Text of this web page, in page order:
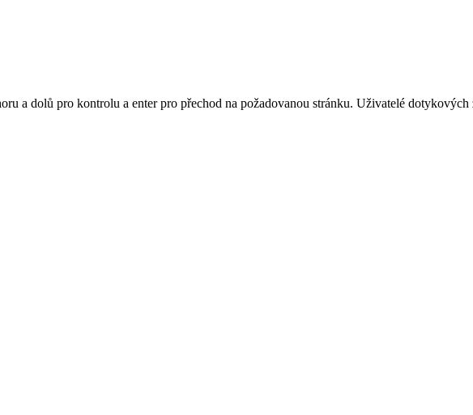
a dolů pro kontrolu a enter pro přechod na požadovanou stránku. Uživatelé